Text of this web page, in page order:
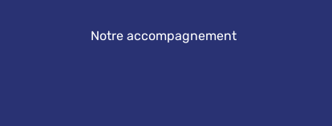
Notre accompagnement